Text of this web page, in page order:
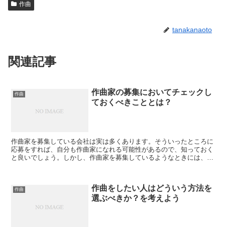
作曲
tanakanaoto
関連記事
作曲
作曲家の募集においてチェックし
ておくべきこととは？
作曲家を募集している会社は実は多くあります。そういったところに
応募をすれば、自分も作曲家になれる可能性があるので、知っておく
と良いでしょう。しかし、作曲家を募集しているようなときには、即
作曲
作曲をしたい人はどういう方法を
選ぶべきか？を考えよう